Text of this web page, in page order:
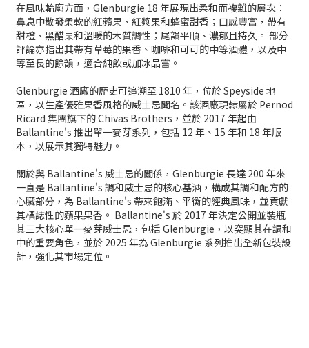
在風味輪廓方面，Glenburgie 18 年展現出柔和而複雜的層次：
鼻息中散發柔軟的紅蘋果、紅漿果和蜂蜜甜香；口感豐富，帶有
甜橙、黑醋栗和溫暖的木質調性；尾韻平順、濃郁且持久。 部分
評論亦指出其帶有草莓的果香、咖啡和可可的中等酒體，以及中
等至長的餘韻，適合純飲或加冰品嘗。
Glenburgie 酒廠的歷史可追溯至 1810 年，位於 Speyside 地
區，以生產優雅果香風格的威士忌聞名。該酒廠現隸屬於 Pernod
Ricard 集團旗下的 Chivas Brothers，並於 2017 年起由
Ballantine's 推出單一麥芽系列，包括 12 年、15 年和 18 年版
本，以展示其獨特魅力。
關於與 Ballantine's 威士忌的關係，Glenburgie 長達 200 年來
一直是 Ballantine's 調和威士忌的核心基酒，構成其調和配方的
心臟部分，為 Ballantine's 帶來飽滿、平衡的經典風味，並貢獻
其標誌性的蘋果果香。 Ballantine's 於 2017 年決定公開並裝瓶
其三大核心單一麥芽威士忌，包括 Glenburgie，以突顯其在調和
中的重要角色，並於 2025 年為 Glenburgie 系列推出全新包裝設
計，強化其市場定位。